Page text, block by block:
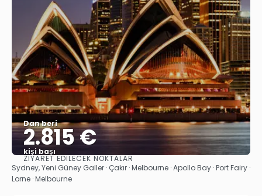
Dan beri
2.815 €
kişi başı
Görüntüle
ZIYARET EDILECEK NOKTALAR
Sydney, Yeni Güney Galler · Çakır · Melbourne · Apollo Bay · Port Fairy ·
Lorne · Melbourne